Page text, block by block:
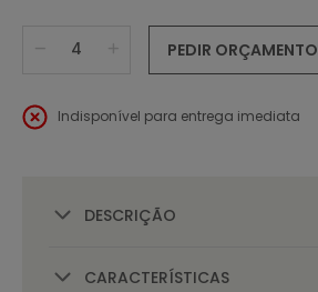
PEDIR ORÇAMENTO
Indisponível para entrega imediata
DESCRIÇÃO
CARACTERÍSTICAS